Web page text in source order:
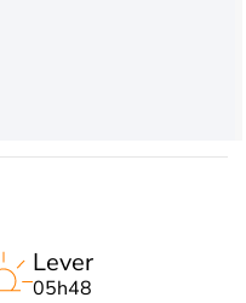
Lever
05h48